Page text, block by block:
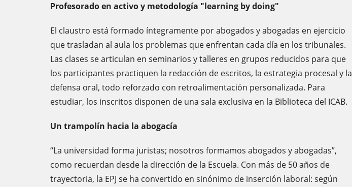
Profesorado en activo y metodología "learning by doing"
El claustro está formado íntegramente por abogados y abogadas en ejercicio
que trasladan al aula los problemas que enfrentan cada día en los tribunales.
Las clases se articulan en seminarios y talleres en grupos reducidos para que
los participantes practiquen la redacción de escritos, la estrategia procesal y la
defensa oral, todo reforzado con retroalimentación personalizada. Para
estudiar, los inscritos disponen de una sala exclusiva en la Biblioteca del ICAB.
Un trampolín hacia la abogacía
“La universidad forma juristas; nosotros formamos abogados y abogadas”,
como recuerdan desde la dirección de la Escuela. Con más de 50 años de
trayectoria, la EPJ se ha convertido en sinónimo de inserción laboral: según